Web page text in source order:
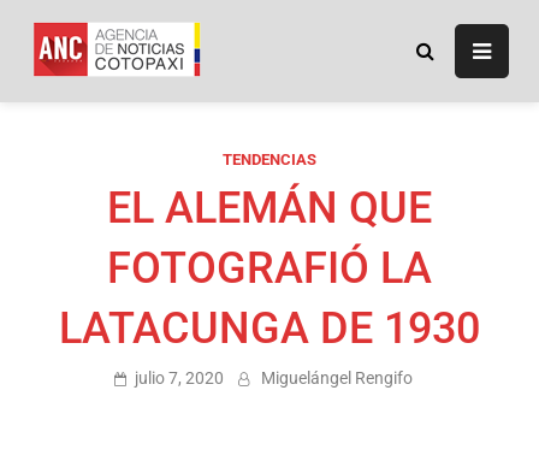
Agencia de Noticias
TENDENCIAS
EL ALEMÁN QUE
FOTOGRAFIÓ LA
LATACUNGA DE 1930
julio 7, 2020 Miguelángel Rengifo